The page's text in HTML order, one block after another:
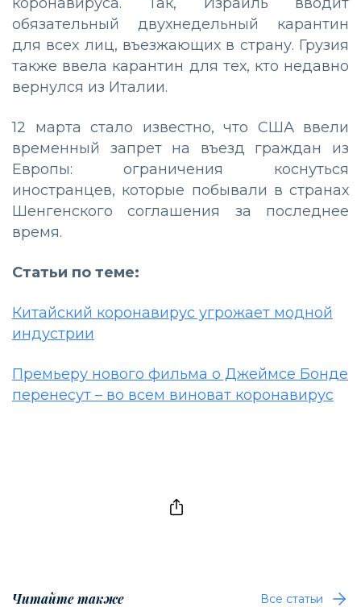
обязательный двухнедельный карантин
для всех лиц, въезжающих в страну. Грузия
также ввела карантин для тех, кто недавно
вернулся из Италии.
12 марта стало известно, что США ввели
временный запрет на въезд граждан из
Европы: ограничения коснуться
иностранцев, которые побывали в странах
Шенгенского соглашения за последнее
время.
Статьи по теме:
Китайский коронавирус угрожает модной
индустрии
Премьеру нового фильма о Джеймсе Бонде
перенесут – во всем виноват коронавирус
Читайте также Все статьи